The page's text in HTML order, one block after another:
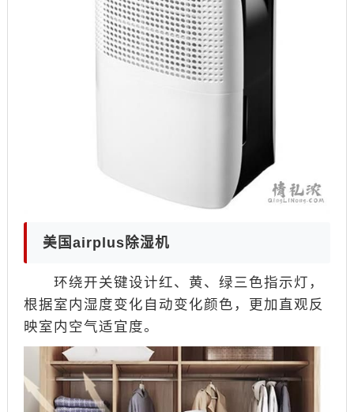
美国airplus除湿机
环绕开关键设计红、黄、绿三色指示灯，
根据室内湿度变化自动变化颜色，更加直观反
映室内空气适宜度。